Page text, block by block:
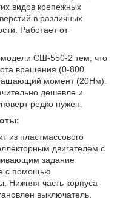
видов крепежных
в различных
Работает от
модели СШ-550-2 тем, что
вращения (0-800
момент (20Нм).
дешевле и
редко нужен.
из пластмассового
двигателем с
задание
с помощью
Нижняя часть корпуса
выключатель.